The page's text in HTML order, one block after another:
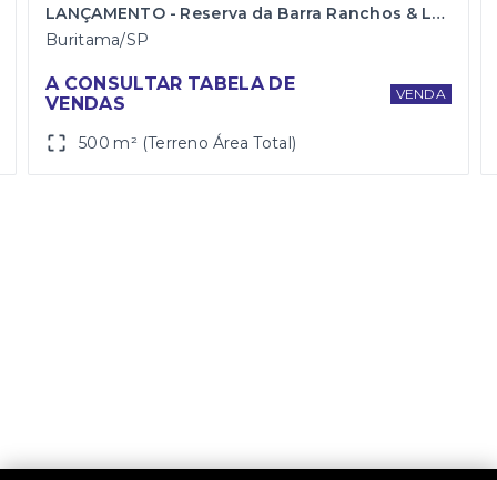
LANÇAMENTO - Reserva da Barra Ranchos & Lazer Buritama/SP
Buritama/SP
A CONSULTAR TABELA DE
VENDAS
VENDA
500 m² (Terreno Área Total)